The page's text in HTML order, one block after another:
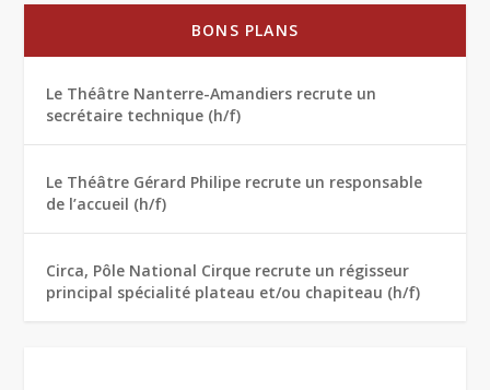
BONS PLANS
Le Théâtre Nanterre-Amandiers recrute un
secrétaire technique (h/f)
Le Théâtre Gérard Philipe recrute un responsable
de l’accueil (h/f)
Circa, Pôle National Cirque recrute un régisseur
principal spécialité plateau et/ou chapiteau (h/f)